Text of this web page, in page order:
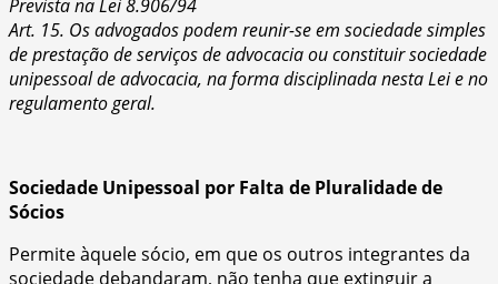
Prevista na Lei 8.906/94
Art. 15. Os advogados podem reunir-se em sociedade simples
de prestação de serviços de advocacia ou constituir sociedade
unipessoal de advocacia, na forma disciplinada nesta Lei e no
regulamento geral.
Sociedade Unipessoal por Falta de Pluralidade de
Sócios
Permite àquele sócio, em que os outros integrantes da
sociedade debandaram, não tenha que extinguir a